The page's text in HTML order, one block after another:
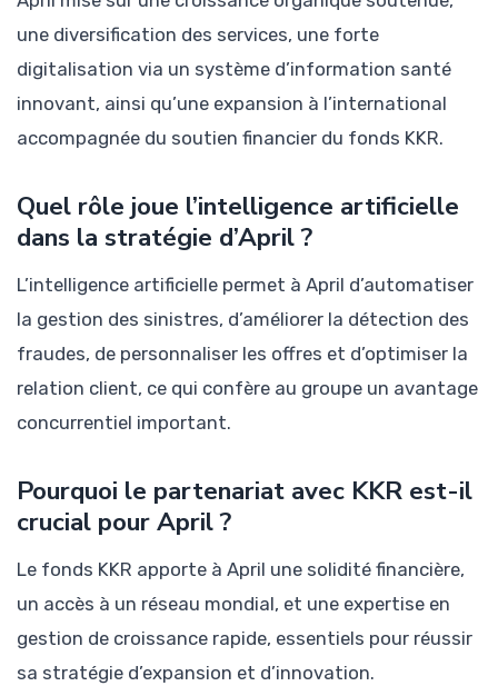
une diversification des services, une forte
digitalisation via un système d’information santé
innovant, ainsi qu’une expansion à l’international
accompagnée du soutien financier du fonds KKR.
Quel rôle joue l’intelligence artificielle
dans la stratégie d’April ?
L’intelligence artificielle permet à April d’automatiser
la gestion des sinistres, d’améliorer la détection des
fraudes, de personnaliser les offres et d’optimiser la
relation client, ce qui confère au groupe un avantage
concurrentiel important.
Pourquoi le partenariat avec KKR est-il
crucial pour April ?
Le fonds KKR apporte à April une solidité financière,
un accès à un réseau mondial, et une expertise en
gestion de croissance rapide, essentiels pour réussir
sa stratégie d’expansion et d’innovation.